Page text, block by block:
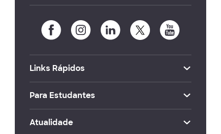
Links Rápidos
Para Estudantes
Atualidade